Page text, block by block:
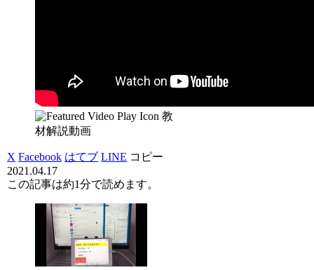
教
材解説動画
X Facebook はてブ LINE コピー
2021.04.17
この記事は約1分で読めます。